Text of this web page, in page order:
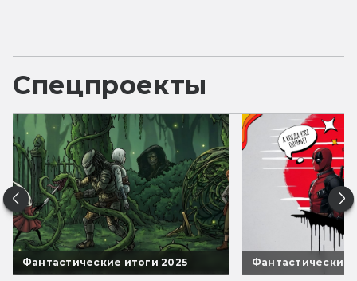
Спецпроекты
Фантастические итоги 2025 Фантастические